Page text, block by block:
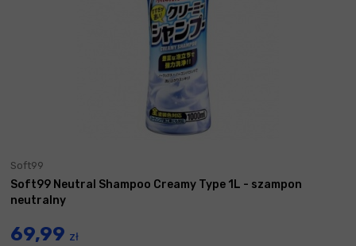
Soft99
Soft99 Neutral Shampoo Creamy Type 1L - szampon
neutralny
69,99 zł